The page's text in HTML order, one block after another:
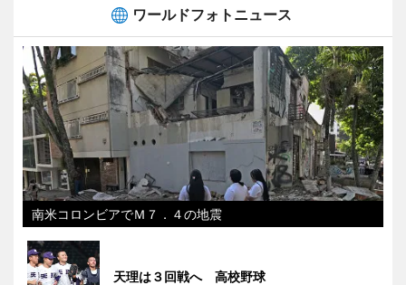
ワールドフォトニュース
南米コロンビアでＭ７．４の地震
天理は３回戦へ 高校野球